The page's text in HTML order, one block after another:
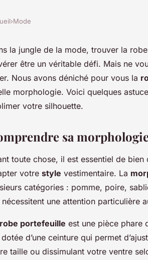
pour choisir
affine la
›Mode
la jungle de la mode, trouver la
être un véritable défi. Mais ne
Nous avons déniché pour vous la
morphologie. Voici quelques
votre silhouette.
sa
toute chose, il est essentiel de
votre style vestimentaire. La
catégories : pomme, poire,
une attention particulière
robe portefeuille est une pièce phare
d’une ceinture qui permet
taille ou dissimulant votre ventre